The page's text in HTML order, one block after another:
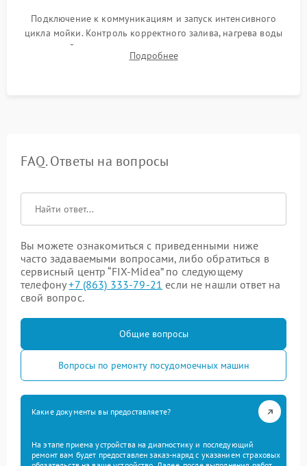
Подключение к коммуникациям и запуск интенсивного
цикла мойки. Контроль корректного залива, нагрева воды
до нужной температуры, отсутствия посторонних шумов,
штатного слива и абсолютной сухости в поддоне.
Подробнее
FAQ. Ответы на вопросы
Вы можете ознакомиться с приведенными ниже
часто задаваемыми вопросами, либо обратиться в
сервисный центр “FIX-Midea” по следующему
телефону+7 (863) 333-79-21 если не нашли ответ на
свой вопрос.
Общие вопросы
Вопросы по ремонту посудомоечных машин
Какие документы вы предоставляете?
На этапе приема устройства на диагностику и последующий
ремонт вам будет предоставлен заказ-наряд с указанием страховых